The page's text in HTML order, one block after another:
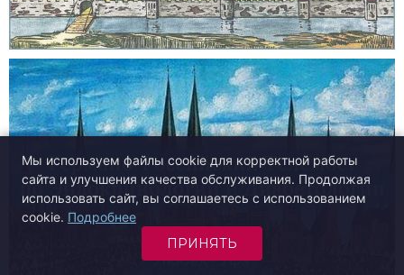
Мы используем файлы cookie для корректной работы
сайта и улучшения качества обслуживания. Продолжая
использовать сайт, вы соглашаетесь с использованием
cookie. Подробнее
ПРИНЯТЬ